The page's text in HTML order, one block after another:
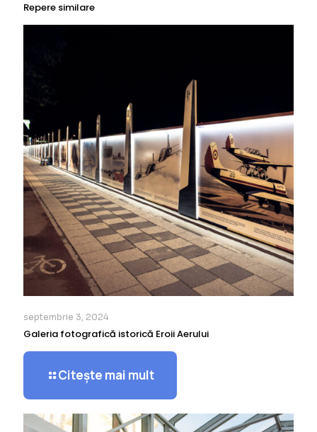
Repere similare
septembrie 3, 2024
Galeria fotografică istorică Eroii Aerului
Citește mai mult